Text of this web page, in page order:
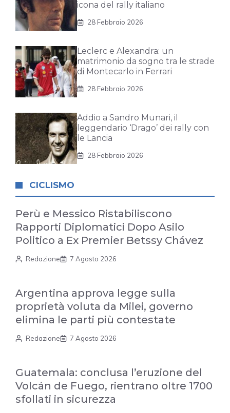
icona del rally italiano
28 Febbraio 2026
Leclerc e Alexandra: un
matrimonio da sogno tra le strade
di Montecarlo in Ferrari
28 Febbraio 2026
Addio a Sandro Munari, il
leggendario ‘Drago’ dei rally con
le Lancia
28 Febbraio 2026
CICLISMO
Perù e Messico Ristabiliscono
Rapporti Diplomatici Dopo Asilo
Politico a Ex Premier Betssy Chávez
Redazione 7 Agosto 2026
Argentina approva legge sulla
proprietà voluta da Milei, governo
elimina le parti più contestate
Redazione 7 Agosto 2026
Guatemala: conclusa l’eruzione del
Volcán de Fuego, rientrano oltre 1700
sfollati in sicurezza